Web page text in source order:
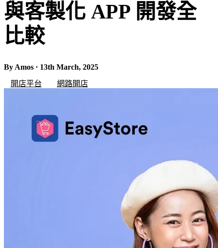
與客製化 APP 開發全
比較
By Amos · 13th March, 2025
開店平台
網路開店